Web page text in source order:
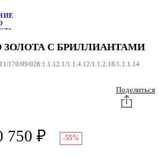
ЗОЛОТА С БРИЛЛИАНТАМИ
170/09/028:1.1.12.1/1.1.4.12/1.1.2.18/1.1.1.14
Поделиться
750 ₽ -55%